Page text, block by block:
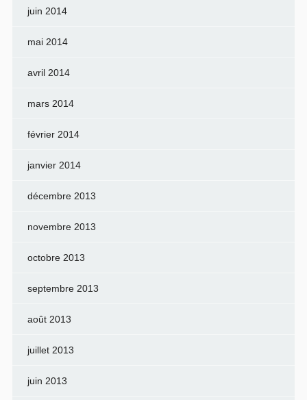
juin 2014
mai 2014
avril 2014
mars 2014
février 2014
janvier 2014
décembre 2013
novembre 2013
octobre 2013
septembre 2013
août 2013
juillet 2013
juin 2013